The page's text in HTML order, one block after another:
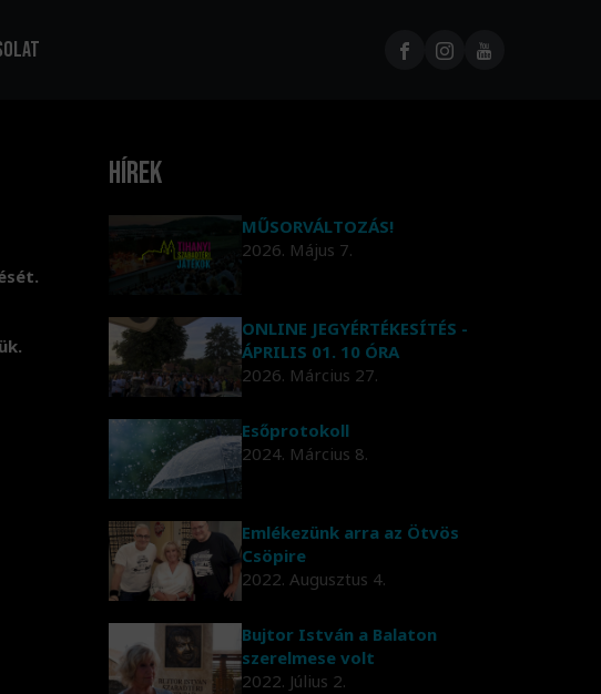
Hírek
MŰSORVÁLTOZÁS!
2026. Május 7.
ONLINE JEGYÉRTÉKESÍTÉS -
ÁPRILIS 01. 10 ÓRA
2026. Március 27.
Esőprotokoll
2024. Március 8.
Emlékezünk arra az Ötvös
Csöpire
2022. Augusztus 4.
Bujtor István a Balaton
szerelmese volt
2022. Július 2.